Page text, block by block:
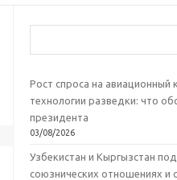
Рост спроса на авиационный
технологии разведки: что
президента
03/08/2026
Узбекистан и Кыргызстан
союзнических отношениях и